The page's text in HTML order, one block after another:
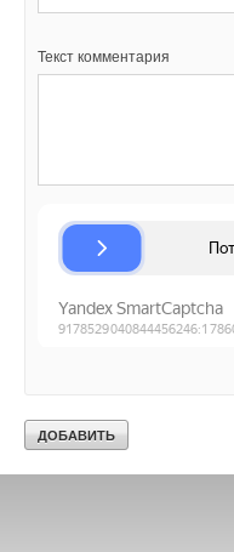
Текст комментария